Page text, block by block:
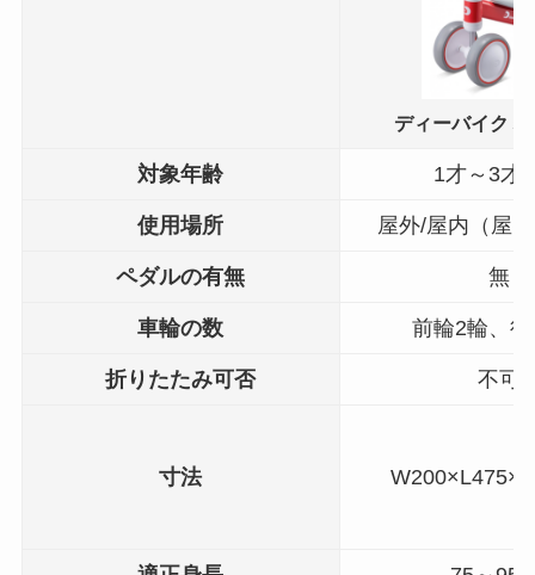
ディーバイクミ
対象年齢 1才～3才
使用場所 屋外/屋内（屋
ペダルの有無 無
車輪の数 前輪2輪、
折りたたみ可否 不可
寸法